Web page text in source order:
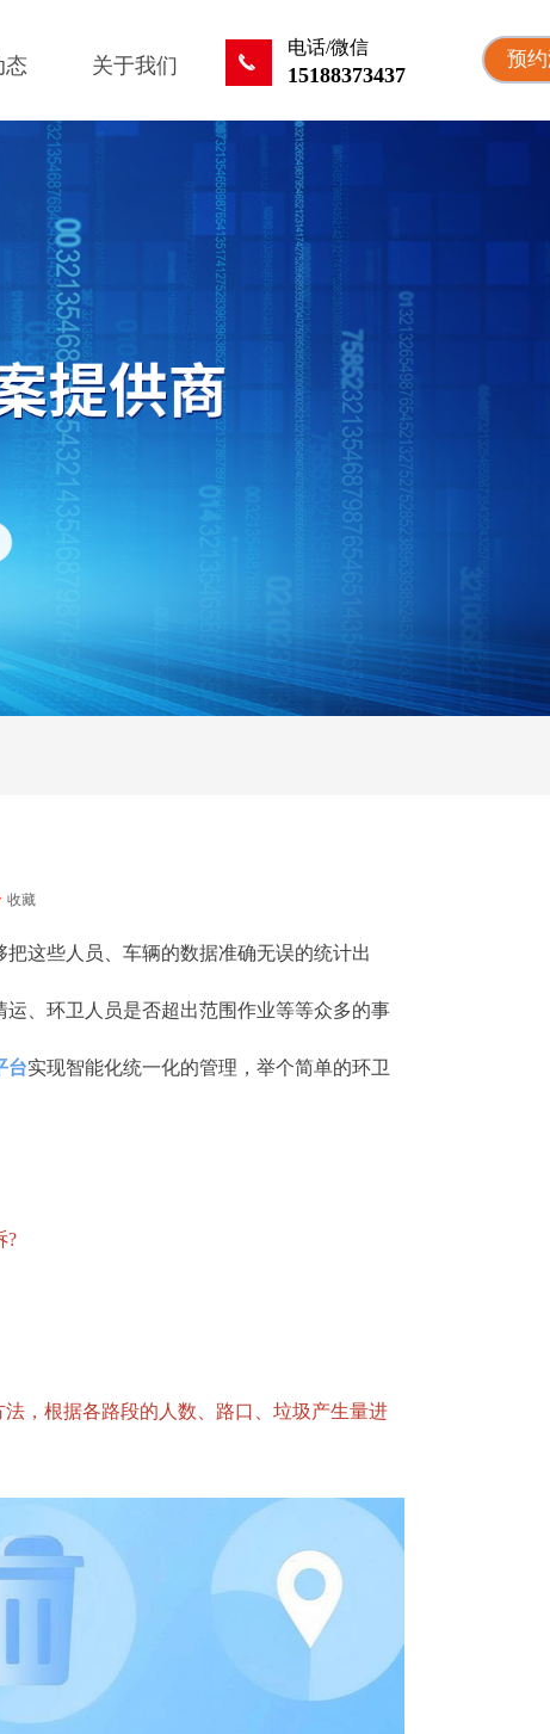
끅
电话/微信
15188373437
态 关于我们 预
这些人员、车辆的数据准确无误的统计出
、环卫人员是否超出范围作业等等众多的事
台实现智能化统一化的管理，举个简单的环卫
?
，根据各路段的人数、路口、垃圾产生量进
收藏